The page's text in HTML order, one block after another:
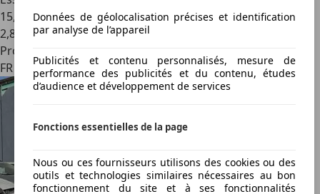
15,7 l/100 km (mixte)
2,8
Professionnel
FR 78680
Données de géolocalisation précises et identification
par analyse de l’appareil
Publicités et contenu personnalisés, mesure de
performance des publicités et du contenu, études
d’audience et développement de services
Fonctions essentielles de la page
Nous ou ces fournisseurs utilisons des cookies ou des
outils et technologies similaires nécessaires au bon
fonctionnement du site et à ses fonctionnalités